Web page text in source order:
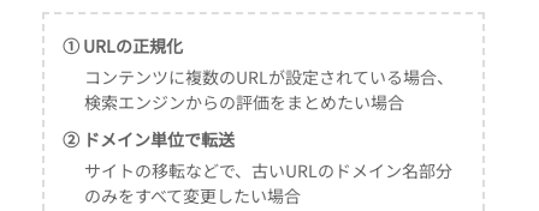
① URLの正規化
コンテンツに複数のURLが設定されている場合、
検索エンジンからの評価をまとめたい場合
② ドメイン単位で転送
サイトの移転などで、古いURLのドメイン名部分
のみをすべて変更したい場合